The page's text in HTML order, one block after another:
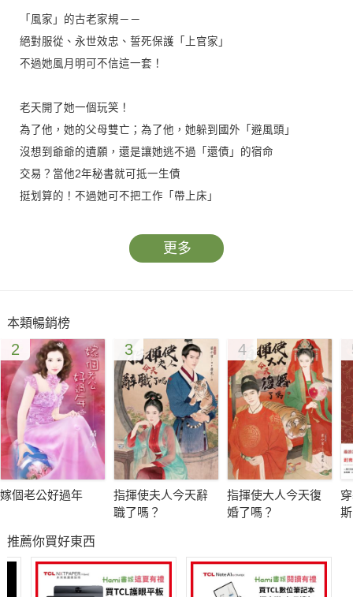
「風家」的古老家規－－
絕對服從、永世效忠、誓死保護「上官家」
不過她風月明可不信這一套！
老天開了她一個玩笑！
為了他，她的父母雙亡；為了他，她躲到國外「避風頭」
沒想到爺爺的遺願，還是讓她逃不過「還債」的宿命
交易？當他2年秘書就可抵一生債
挺划算的！不過她可不把工作「帶上床」
乾脆趁現在喝醉酒、上錯床、不小心目睹她裸睡
讓他用「行動」宣示！……
更多
本類暢銷榜
2
嫁個老公好過年
3
指揮使夫人今天辭
職了嗎？
4
指揮使大人今天復
婚了嗎？
斯
推薦你買好東西